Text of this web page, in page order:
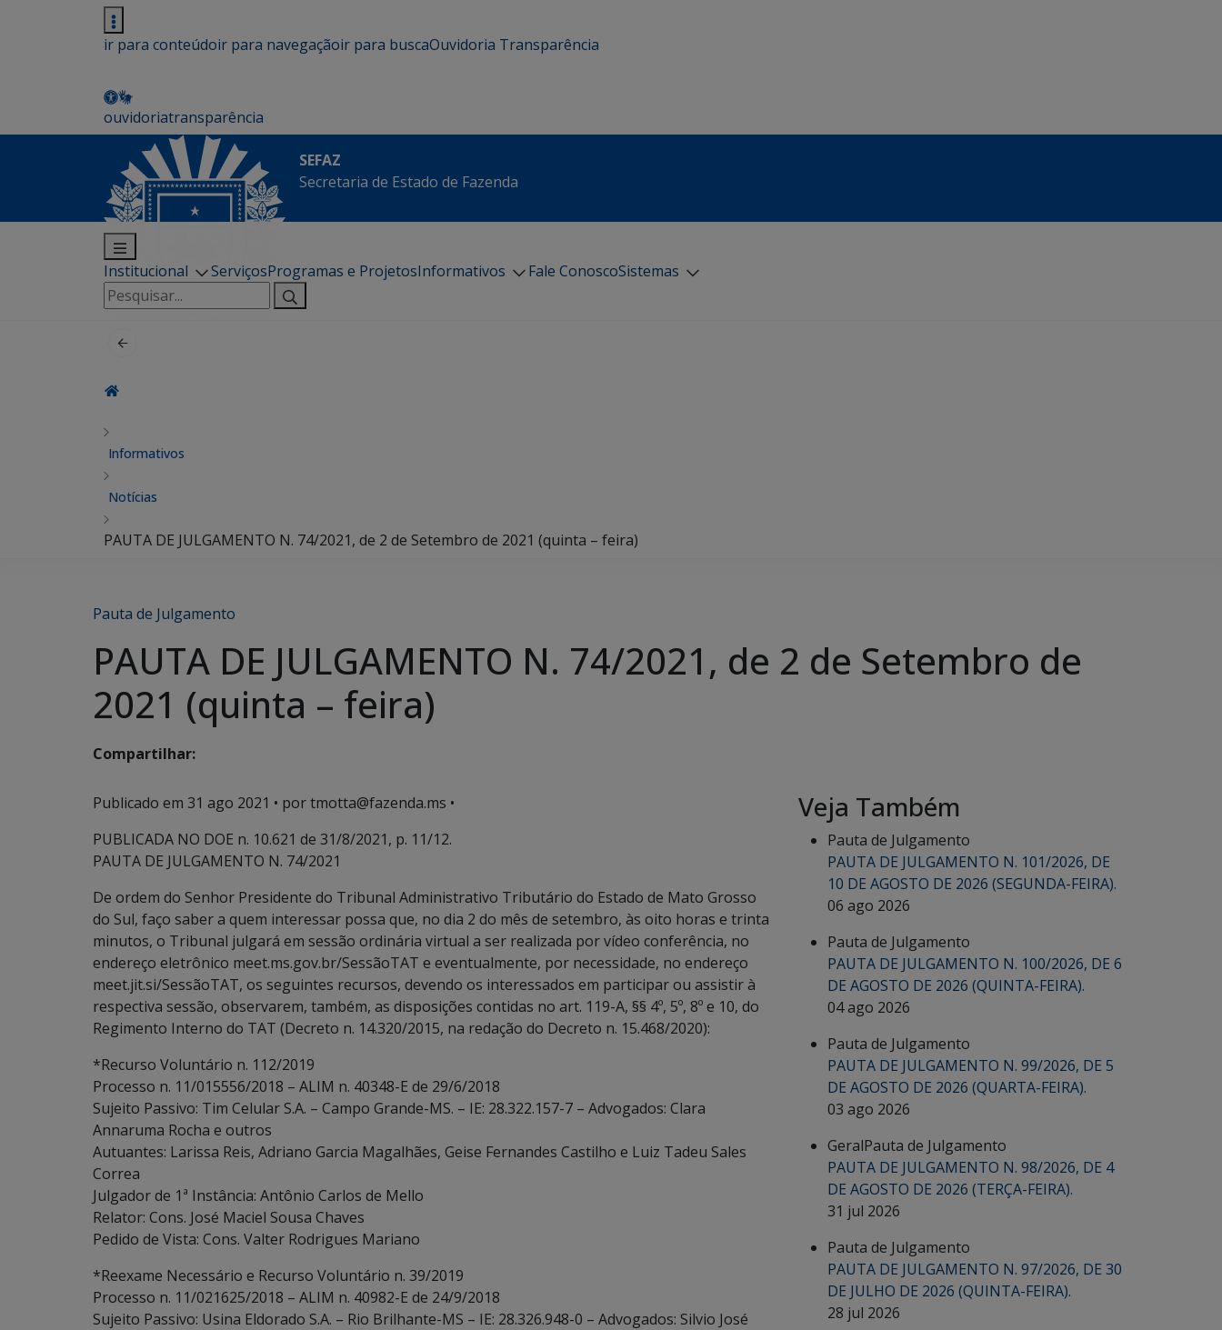
ir para conteúdoir para navegaçãoir para buscaOuvidoria Transparência
ouvidoriatransparência
SEFAZ
Secretaria de Estado de Fazenda
Institucional ServiçosProgramas e ProjetosInformativos Fale ConoscoSistemas
Pesquisar
por:
Informativos
Notícias
PAUTA DE JULGAMENTO N. 74/2021, de 2 de Setembro de 2021 (quinta – feira)
Pauta de Julgamento
PAUTA DE JULGAMENTO N. 74/2021, de 2 de Setembro de
2021 (quinta – feira)
Compartilhar:
Publicado em 31 ago 2021 • por tmotta@fazenda.ms •
PUBLICADA NO DOE n. 10.621 de 31/8/2021, p. 11/12.
PAUTA DE JULGAMENTO N. 74/2021
De ordem do Senhor Presidente do Tribunal Administrativo Tributário do Estado de Mato Grosso
do Sul, faço saber a quem interessar possa que, no dia 2 do mês de setembro, às oito horas e trinta
minutos, o Tribunal julgará em sessão ordinária virtual a ser realizada por vídeo conferência, no
endereço eletrônico meet.ms.gov.br/SessãoTAT e eventualmente, por necessidade, no endereço
meet.jit.si/SessãoTAT, os seguintes recursos, devendo os interessados em participar ou assistir à
respectiva sessão, observarem, também, as disposições contidas no art. 119-A, §§ 4º, 5º, 8º e 10, do
Regimento Interno do TAT (Decreto n. 14.320/2015, na redação do Decreto n. 15.468/2020):
*Recurso Voluntário n. 112/2019
Processo n. 11/015556/2018 – ALIM n. 40348-E de 29/6/2018
Sujeito Passivo: Tim Celular S.A. – Campo Grande-MS. – IE: 28.322.157-7 – Advogados: Clara
Annaruma Rocha e outros
Autuantes: Larissa Reis, Adriano Garcia Magalhães, Geise Fernandes Castilho e Luiz Tadeu Sales
Correa
Julgador de 1ª Instância: Antônio Carlos de Mello
Relator: Cons. José Maciel Sousa Chaves
Pedido de Vista: Cons. Valter Rodrigues Mariano
*Reexame Necessário e Recurso Voluntário n. 39/2019
Processo n. 11/021625/2018 – ALIM n. 40982-E de 24/9/2018
Sujeito Passivo: Usina Eldorado S.A. – Rio Brilhante-MS – IE: 28.326.948-0 – Advogados: Silvio José
Veja Também
Pauta de Julgamento
PAUTA DE JULGAMENTO N. 101/2026, DE
10 DE AGOSTO DE 2026 (SEGUNDA-FEIRA).
06 ago 2026
Pauta de Julgamento
PAUTA DE JULGAMENTO N. 100/2026, DE 6
DE AGOSTO DE 2026 (QUINTA-FEIRA).
04 ago 2026
Pauta de Julgamento
PAUTA DE JULGAMENTO N. 99/2026, DE 5
DE AGOSTO DE 2026 (QUARTA-FEIRA).
03 ago 2026
GeralPauta de Julgamento
PAUTA DE JULGAMENTO N. 98/2026, DE 4
DE AGOSTO DE 2026 (TERÇA-FEIRA).
31 jul 2026
Pauta de Julgamento
PAUTA DE JULGAMENTO N. 97/2026, DE 30
DE JULHO DE 2026 (QUINTA-FEIRA).
28 jul 2026